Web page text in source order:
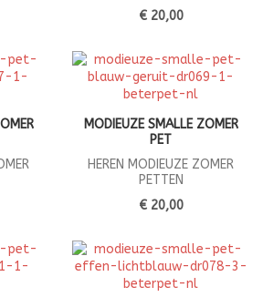
€ 20,00
MODIEUZE SMALLE ZOMER
PET
HEREN MODIEUZE ZOMER
PETTEN
€ 20,00